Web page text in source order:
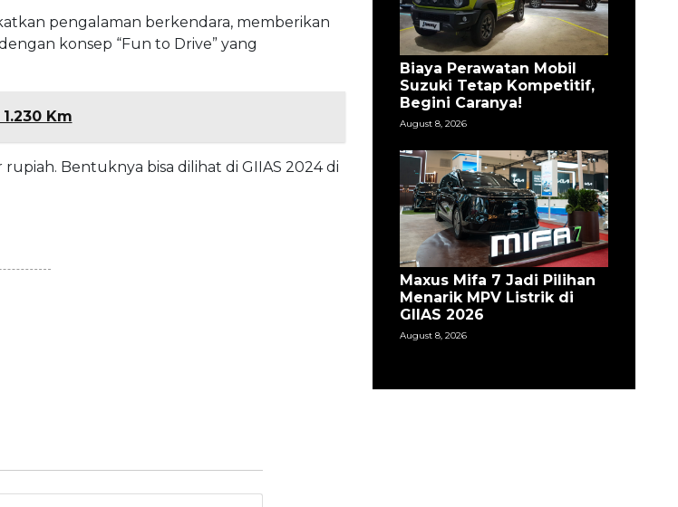
Nissan X-Trail e-POWER
with e-4ORCE Tampil di
GIIAS 2026
August 8, 2026
Airlangga Hartarto
Kepincut JETOUR T2 di
GIIAS 2026
August 8, 2026